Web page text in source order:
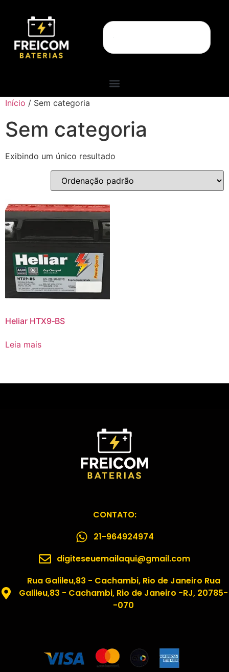
Início / Sem categoria
Sem categoria
Exibindo um único resultado
Heliar HTX9‑BS
Leia mais
CONTATO:
21-964924974
digiteseuemailaqui@gmail.com
Rua Galileu,83 - Cachambi, Rio de Janeiro Rua
Galileu,83 - Cachambi, Rio de Janeiro -RJ, 20785-
-070